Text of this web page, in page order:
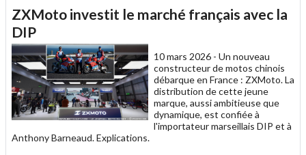
à
un
ZXMoto investit le marché français avec la
DIP
10 mars 2026 - Un nouveau
constructeur de motos chinois
débarque en France : ZXMoto. La
distribution de cette jeune
marque, aussi ambitieuse que
dynamique, est confiée à
l'importateur marseillais DIP et à
Anthony Barneaud. Explications.